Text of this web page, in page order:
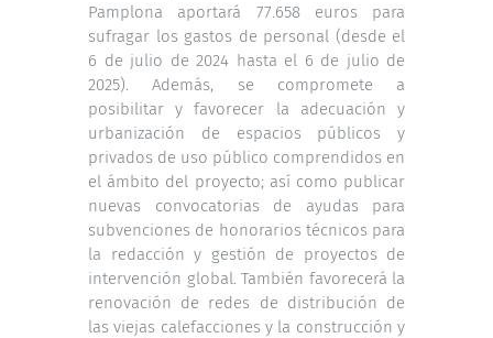
Pamplona aportará 77.658 euros para
sufragar los gastos de personal (desde el
6 de julio de 2024 hasta el 6 de julio de
2025). Además, se compromete a
posibilitar y favorecer la adecuación y
urbanización de espacios públicos y
privados de uso público comprendidos en
el ámbito del proyecto; así como publicar
nuevas convocatorias de ayudas para
subvenciones de honorarios técnicos para
la redacción y gestión de proyectos de
intervención global. También favorecerá la
renovación de redes de distribución de
las viejas calefacciones y la construcción y